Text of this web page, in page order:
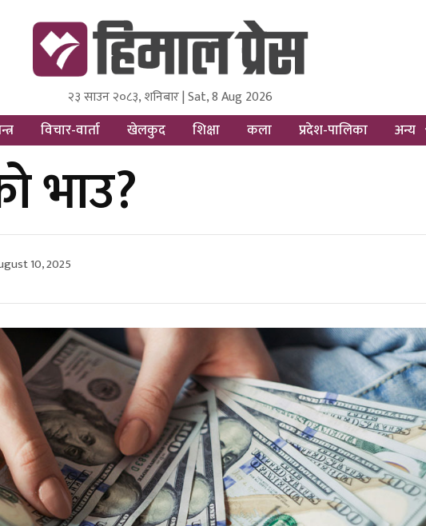
Himal Press
Dot NewsyNepal Media and Research Pvt Ltd.
२३ साउन २०८३, शनिबार | Sat, 8 Aug 2026
विचार-वार्ता खेलकुद शिक्षा कला प्रदेश-पालिका अन्य
भाउ?
10, 2025